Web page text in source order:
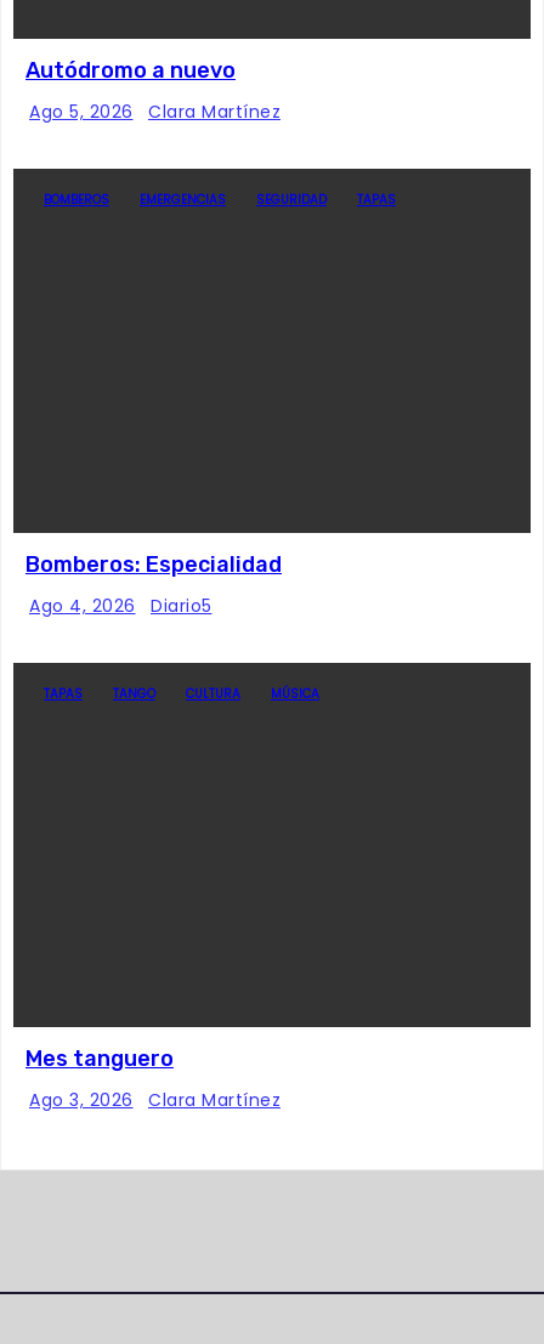
Autódromo a nuevo
Ago 5, 2026 Clara Martínez
BOMBEROS EMERGENCIAS SEGURIDAD TAPAS
Bomberos: Especialidad
Ago 4, 2026 Diario5
TAPAS TANGO CULTURA MÚSICA
Mes tanguero
Ago 3, 2026 Clara Martínez